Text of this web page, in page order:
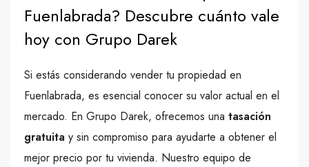
Fuenlabrada? Descubre cuánto vale
hoy con Grupo Darek
Si estás considerando vender tu propiedad en
Fuenlabrada, es esencial conocer su valor actual en el
mercado. En Grupo Darek, ofrecemos una tasación
gratuita y sin compromiso para ayudarte a obtener el
mejor precio por tu vivienda. Nuestro equipo de